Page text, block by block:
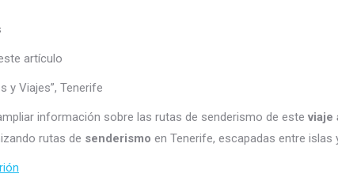
artículo
y Viajes”, Tenerife
información sobre las rutas de senderismo de este viaje
rutas de senderismo en Tenerife, escapadas entre islas